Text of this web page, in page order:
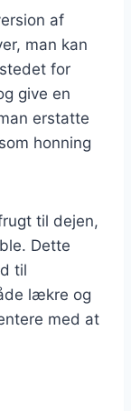
af
man kan
for
give en
erstatte
honning
til dejen,
Dette
til
lækre og
med at